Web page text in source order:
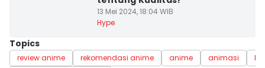
13 Mei 2024, 18:04 WIB
Hype
Topics
review anime rekomendasi anime anime animasi